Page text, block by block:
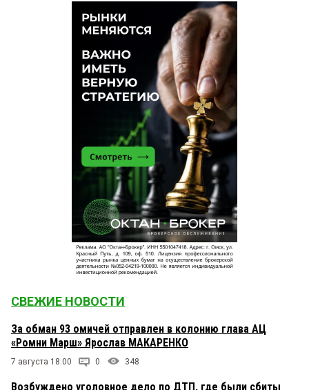
СВЕЖИЕ НОВОСТИ
За обман 93 омичей отправлен в колонию глава АЦ
«Ромни Марш» Ярослав МАКАРЕНКО
7 августа 18:00 0 348
Возбуждено уголовное дело по ДТП, где были сбиты